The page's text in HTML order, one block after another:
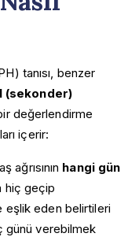
tanısı, benzer
(sekonder)
değerlendirme
içerir:
ağrısının hangi gün
hiç geçip
eşlik eden belirtileri
günü verebilmek